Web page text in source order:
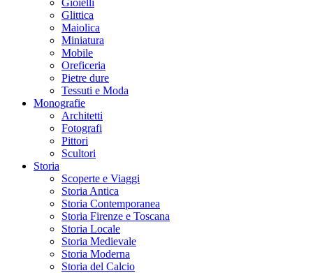
Gioielli
Glittica
Maiolica
Miniatura
Mobile
Oreficeria
Pietre dure
Tessuti e Moda
Monografie
Architetti
Fotografi
Pittori
Scultori
Storia
Scoperte e Viaggi
Storia Antica
Storia Contemporanea
Storia Firenze e Toscana
Storia Locale
Storia Medievale
Storia Moderna
Storia del Calcio